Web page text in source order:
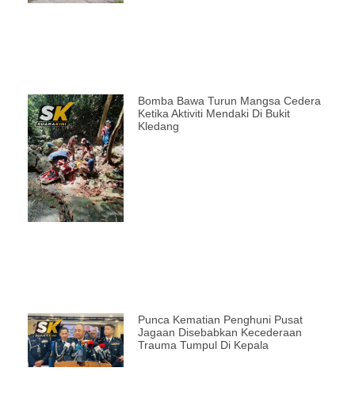
Bomba Bawa Turun Mangsa Cedera
Ketika Aktiviti Mendaki Di Bukit
Kledang
Punca Kematian Penghuni Pusat
Jagaan Disebabkan Kecederaan
Trauma Tumpul Di Kepala